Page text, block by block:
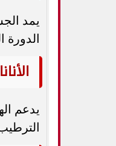
يمد
الدورة